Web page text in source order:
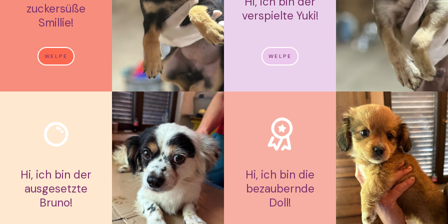
zuckersüße
Smillie!
WELPE
verspielte Yuki!
WELPE
Hi, ich bin der
ausgesetzte
Bruno!
Hi, ich bin die
bezaubernde
Doll!